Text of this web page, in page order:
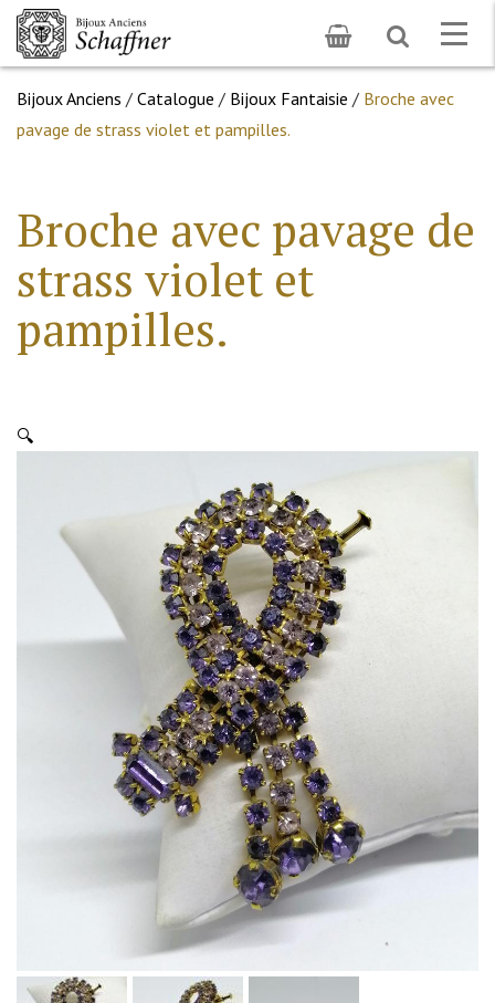
Toggle
search
Bijoux Anciens / Catalogue / Bijoux Fantaisie / Broche avec
pavage de strass violet et pampilles.
Broche avec pavage de
strass violet et
pampilles.
🔍